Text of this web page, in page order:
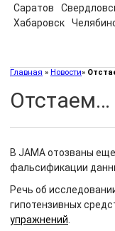
Саратов
Хабаровск
Главная » Новости»
Отстаем…
В JAMA отозваны
фальсификации
Речь об
гипотензивных
упражнений